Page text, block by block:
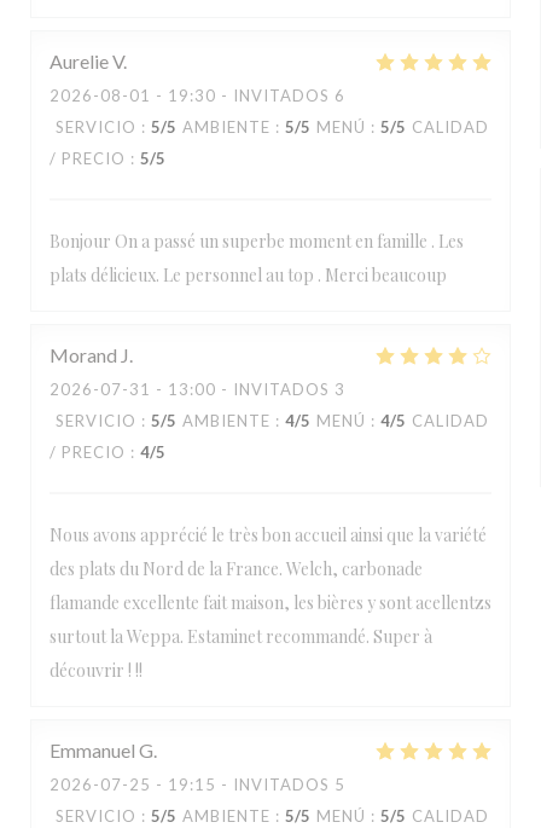
AurelieV
2026-08-01 - 19:30 - INVITADOS 6
SERVICIO : 5/5 AMBIENTE : 5/5 MENÚ : 5/5 CALIDAD
/ PRECIO : 5/5
Bonjour On a passé un superbe moment en famille . Les
plats délicieux. Le personnel au top . Merci beaucoup
Morand J
2026-07-31 - 13:00 - INVITADOS 3
SERVICIO : 5/5 AMBIENTE : 4/5 MENÚ : 4/5 CALIDAD
/ PRECIO : 4/5
Nous avons apprécié le très bon accueil ainsi que la variété
des plats du Nord de la France. Welch, carbonade
flamande excellente fait maison, les bières y sont acellentzs
surtout la Weppa. Estaminet recommandé. Super à
découvrir ! !!
Emmanuel G
2026-07-25 - 19:15 - INVITADOS 5
SERVICIO : 5/5 AMBIENTE : 5/5 MENÚ : 5/5 CALIDAD